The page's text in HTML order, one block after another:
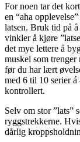
For noen tar det
en “aha
latsen. Bruk tid på
vinkler å kjøre
det mye lettere å
muskel som
før du har lært
med 6 til 10 serier
kontrollert.
Selv om stor ”lats”
ryggstrekkerne.
dårlig